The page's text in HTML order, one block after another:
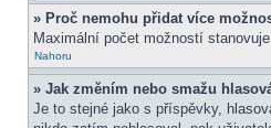
» Proč nemohu přidat více
Maximální počet možností
Nahoru
» Jak změním nebo smažu
Je to stejné jako s příspěvky,